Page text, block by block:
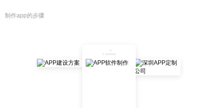
制作app的步骤